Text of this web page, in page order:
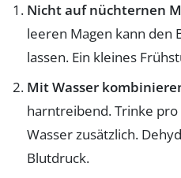
Nicht auf nüchternen
leeren Magen kann den
lassen. Ein kleines
Mit Wasser
harntreibend. Trinke pro
Wasser zusätzlich.
Blutdruck.